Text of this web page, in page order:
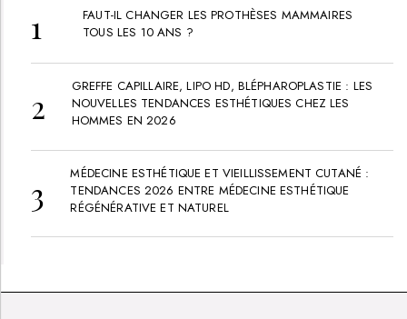
FAUT-IL CHANGER LES PROTHÈSES MAMMAIRES
TOUS LES 10 ANS ?
GREFFE CAPILLAIRE, LIPO HD, BLÉPHAROPLASTIE : LES
NOUVELLES TENDANCES ESTHÉTIQUES CHEZ LES
HOMMES EN 2026
MÉDECINE ESTHÉTIQUE ET VIEILLISSEMENT CUTANÉ :
TENDANCES 2026 ENTRE MÉDECINE ESTHÉTIQUE
RÉGÉNÉRATIVE ET NATUREL